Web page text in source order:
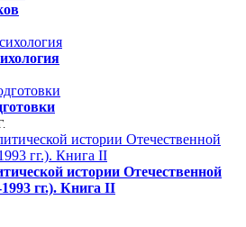
истории Отечественной
гг.). Книга II